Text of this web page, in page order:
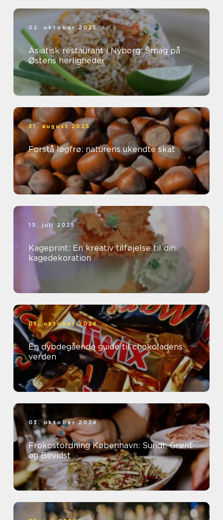
02. oktober 2025
Asiatisk restaurant i Nyborg: Smag på
Østens herligheder
31. august 2025
Forstå løgfrø: naturens ukendte skat
13. juli 2025
Kageprint: En kreativ tilføjelse til din
kagedekoration
05. oktober 2024
En dybdegående guide til chokoladens
verden
03. oktober 2024
Frokostordning København: Sundt, Grønt
og Bevidst